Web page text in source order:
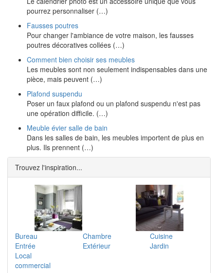
pourrez personnaliser (…)
Fausses poutres
Pour changer l'ambiance de votre maison, les fausses
poutres décoratives collées (…)
Comment bien choisir ses meubles
Les meubles sont non seulement indispensables dans une
pièce, mais peuvent (…)
Plafond suspendu
Poser un faux plafond ou un plafond suspendu n'est pas
une opération difficile. (…)
Meuble évier salle de bain
Dans les salles de bain, les meubles importent de plus en
plus. Ils prennent (…)
Trouvez l'inspiration...
Bureau Chambre
Cuisine
Entrée
Extérieur
Jardin
Local
commercial